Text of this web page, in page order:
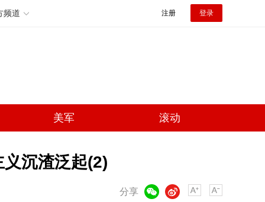
频道 注册 登录
美军 滚动
沉渣泛起(2)
分享
微博